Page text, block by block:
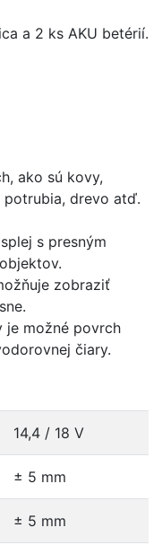
a 2 ks AKU betérií.
ako sú kovy,
drevo atď.
s presným
zobraziť
je možné povrch
čiary.
14,4 / 18 V
± 5 mm
± 5 mm